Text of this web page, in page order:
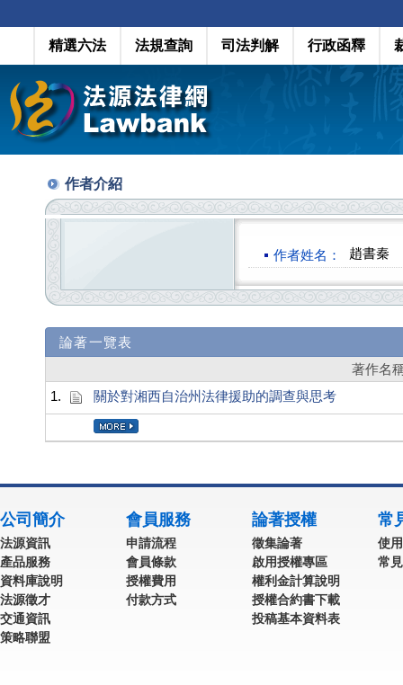
精選六法 法規查詢 司法判解 行政函釋
作者介紹
作者姓名： 趙書秦
論著一覽表
著作名
1.
關於對湘西自治州法律援助的調查與思考
公司簡介
法源資訊
產品服務
資料庫說明
法源徵才
交通資訊
策略聯盟
會員服務
申請流程
會員條款
授權費用
付款方式
論著授權
徵集論著
啟用授權專區
權利金計算說明
授權合約書下載
投稿基本資料表
常
使
常